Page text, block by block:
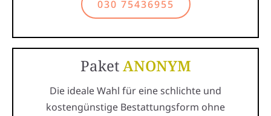
030 75436955
PaketANONYM
Die ideale Wahl für eine schlichte und
kostengünstige Bestattungsform ohne